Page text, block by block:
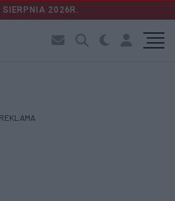
SIERPNIA 2026R.
REKLAMA